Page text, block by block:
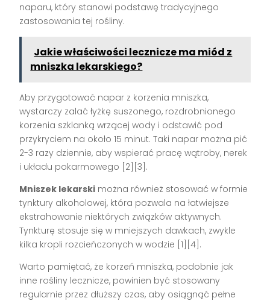
naparu, który stanowi podstawę tradycyjnego
zastosowania tej rośliny.
Jakie właściwości lecznicze ma miód z
mniszka lekarskiego?
Aby przygotować napar z korzenia mniszka,
wystarczy zalać łyżkę suszonego, rozdrobnionego
korzenia szklanką wrzącej wody i odstawić pod
przykryciem na około 15 minut. Taki napar można pić
2-3 razy dziennie, aby wspierać pracę wątroby, nerek
i układu pokarmowego [2][3].
Mniszek lekarski można również stosować w formie
tynktury alkoholowej, która pozwala na łatwiejsze
ekstrahowanie niektórych związków aktywnych.
Tynkturę stosuje się w mniejszych dawkach, zwykle
kilka kropli rozcieńczonych w wodzie [1][4].
Warto pamiętać, że korzeń mniszka, podobnie jak
inne rośliny lecznicze, powinien być stosowany
regularnie przez dłuższy czas, aby osiągnąć pełne